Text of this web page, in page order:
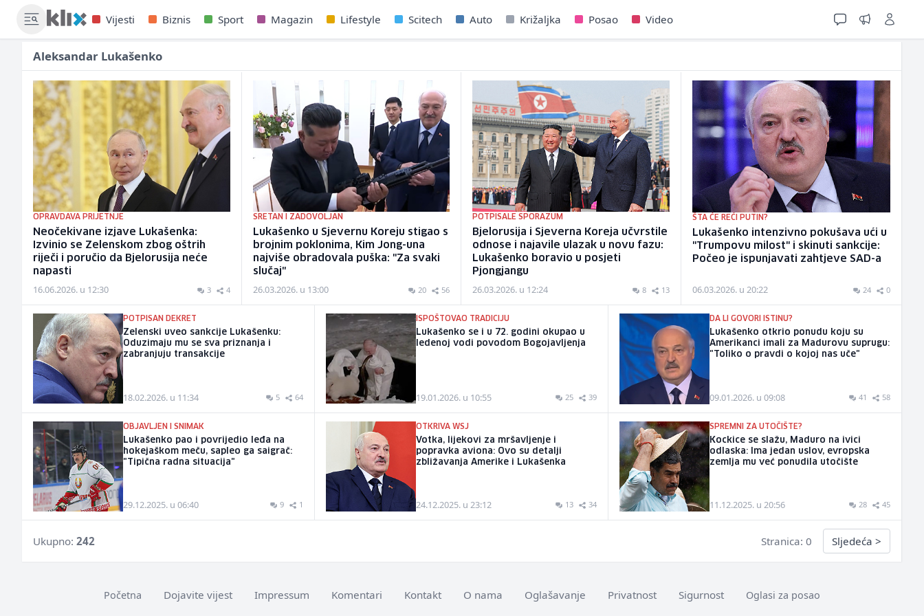
Vijesti Biznis Sport Magazin Lifestyle Scitech Auto Križaljka Posao Video
Aleksandar Lukašenko
OPRAVDAVA PRIJETNJE
Neočekivane izjave Lukašenka:
Izvinio se Zelenskom zbog oštrih
riječi i poručio da Bjelorusija neće
napasti
16.06.2026. u 12:30 3 4
SRETAN I ZADOVOLJAN
Lukašenko u Sjevernu Koreju stigao s
brojnim poklonima, Kim Jong-una
najviše obradovala puška: "Za svaki
slučaj"
26.03.2026. u 13:00 20 56
POTPISALE SPORAZUM
Bjelorusija i Sjeverna Koreja učvrstile
odnose i najavile ulazak u novu fazu:
Lukašenko boravio u posjeti
Pjongjangu
26.03.2026. u 12:24 8 13
ŠTA ĆE REĆI PUTIN?
Lukašenko intenzivno pokušava ući u
"Trumpovu milost" i skinuti sankcije:
Počeo je ispunjavati zahtjeve SAD-a
06.03.2026. u 20:22 24 0
POTPISAN DEKRET
Zelenski uveo sankcije Lukašenku:
Oduzimaju mu se sva priznanja i
zabranjuju transakcije
18.02.2026. u 11:34 5 64
ISPOŠTOVAO TRADICIJU
Lukašenko se i u 72. godini okupao u
ledenoj vodi povodom Bogojavljenja
19.01.2026. u 10:55 25 39
DA LI GOVORI ISTINU?
Lukašenko otkrio ponudu koju su
Amerikanci imali za Madurovu suprugu:
"Toliko o pravdi o kojoj nas uče"
09.01.2026. u 09:08 41 58
OBJAVLJEN I SNIMAK
Lukašenko pao i povrijedio leđa na
hokejaškom meču, sapleo ga saigrač:
"Tipična radna situacija"
29.12.2025. u 06:40 9 1
OTKRIVA WSJ
Votka, lijekovi za mršavljenje i
popravka aviona: Ovo su detalji
zbližavanja Amerike i Lukašenka
24.12.2025. u 23:12 13 34
SPREMNI ZA UTOČIŠTE?
Kockice se slažu, Maduro na ivici
odlaska: Ima jedan uslov, evropska
zemlja mu već ponudila utočište
11.12.2025. u 20:56 28 45
Ukupno: 242 Stranica: 0 Sljedeća >
Početna Dojavite vijest Impressum Komentari Kontakt O nama Oglašavanje Privatnost Sigurnost Oglasi za posao